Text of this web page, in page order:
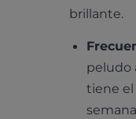
brillante.
peludo
tiene el